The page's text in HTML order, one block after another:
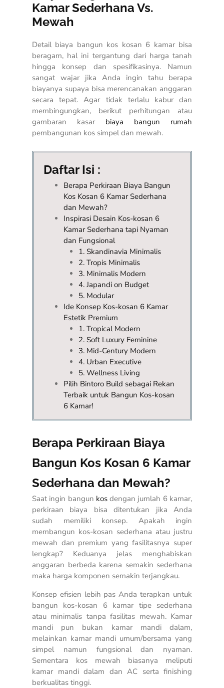
Kamar Sederhana Vs.
Mewah
Detail biaya bangun kos kosan 6 kamar bisa
beragam, hal ini tergantung dari harga tanah
hingga konsep dan spesifikasinya. Namun
sangat wajar jika Anda ingin tahu berapa
biayanya supaya bisa merencanakan anggaran
secara tepat. Agar tidak terlalu kabur dan
membingungkan, berikut perhitungan atau
gambaran kasar biaya bangun rumah
pembangunan kos simpel dan mewah.
Daftar Isi :
Berapa Perkiraan Biaya Bangun
Kos Kosan 6 Kamar Sederhana
dan Mewah?
Inspirasi Desain Kos-kosan 6
Kamar Sederhana tapi Nyaman
dan Fungsional
1. Skandinavia Minimalis
2. Tropis Minimalis
3. Minimalis Modern
4. Japandi on Budget
5. Modular
Ide Konsep Kos-kosan 6 Kamar
Estetik Premium
1. Tropical Modern
2. Soft Luxury Feminine
3. Mid-Century Modern
4. Urban Executive
5. Wellness Living
Pilih Bintoro Build sebagai Rekan
Terbaik untuk Bangun Kos-kosan
6 Kamar!
Berapa Perkiraan Biaya
Bangun Kos Kosan 6 Kamar
Sederhana dan Mewah?
Saat ingin bangun kosdengan jumlah 6 kamar,
perkiraan biaya bisa ditentukan jika Anda
sudah memiliki konsep. Apakah ingin
membangun kos-kosan sederhana atau justru
mewah dan premium yang fasilitasnya super
lengkap? Keduanya jelas menghabiskan
anggaran berbeda karena semakin sederhana
maka harga komponen semakin terjangkau.
Konsep efisien lebih pas Anda terapkan untuk
bangun kos-kosan 6 kamar tipe sederhana
atau minimalis tanpa fasilitas mewah. Kamar
mandi pun bukan kamar mandi dalam,
melainkan kamar mandi umum/bersama yang
simpel namun fungsional dan nyaman.
Sementara kos mewah biasanya meliputi
kamar mandi dalam dan AC serta finishing
berkualitas tinggi.